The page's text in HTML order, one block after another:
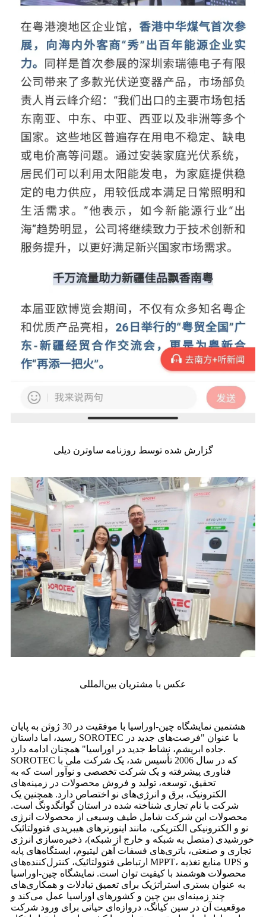
گزارش شده توسط روزنامه ساوترن دیلی
عکس با مشتریان بین‌المللی
هشتمین نمایشگاه چین-اوراسیا با موفقیت در 30 ژوئن به پایان
رسید، اما داستان SOROTEC با عنوان "فرصت‌های جدید در
جاده ابریشم، نشاط جدید در اوراسیا" همچنان ادامه دارد.
SOROTEC که در سال 2006 تأسیس شد، یک شرکت ملی با
فناوری پیشرفته و یک شرکت تخصصی و نوآور است که به
تحقیق، توسعه، تولید و فروش محصولات در زمینه‌های
الکترونیک، برق و انرژی‌های نو اختصاص دارد. همچنین یک
شرکت با نام تجاری شناخته شده در استان گوانگدونگ است.
محصولات این شرکت شامل طیف وسیعی از محصولات انرژی
نو و الکترونیکی الکتریکی، مانند اینورترهای هیبریدی فتوولتائیک
خورشیدی (متصل به شبکه و خارج از شبکه)، ذخیره‌سازی انرژی
تجاری و صنعتی، باتری‌های فسفات آهن لیتیوم، ایستگاه‌های پایه
ارتباطی فتوولتائیک، کنترل‌کننده‌های MPPT، منابع تغذیه UPS و
محصولات هوشمند با کیفیت توان است. نمایشگاه چین-اوراسیا
به عنوان بستری استراتژیک برای تعمیق تبادلات و همکاری‌های
چند زمینه‌ای بین چین و کشورهای اوراسیا عمل می‌کند و
موقعیت آن در سین کیانگ، دروازه‌ای حیاتی برای ورود شرکت